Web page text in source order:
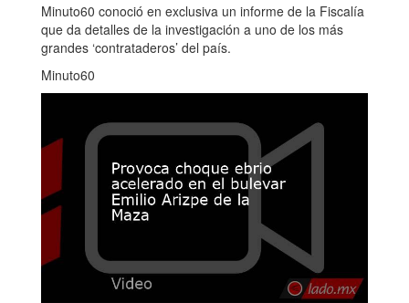
Minuto60 conoció en exclusiva un informe de la Fiscalía
que da detalles de la investigación a uno de los más
grandes ‘contrataderos’ del país.
Minuto60